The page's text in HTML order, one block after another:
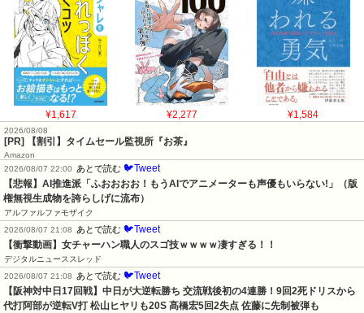
¥1,617 ¥2,277 ¥1,584
2026/08/08
[PR] 【割引】タイムセール監視所『お茶』
Amazon
2026/08/07 22:00
あとで読む 🐦Tweet
【悲報】AI推進派「ふおおおお！もうAIでアニメーターも声優もいらない!」（版
権無視生成物を誇らしげに流布）
アルファルファモザイク
2026/08/07 21:08
あとで読む 🐦Tweet
【衝撃動画】女チャーハン職人のスゴ技ｗｗｗｗ凄すぎる！！
デジタルニューススレッド
2026/08/07 21:08
あとで読む 🐦Tweet
【阪神対中日17回戦】中日が大逆転勝ち 交流戦後初の4連勝！9回2死ドリスから
代打阿部が逆転V打 松山ヒヤリも20S 髙橋宏5回2失点 佐藤に先制被弾も